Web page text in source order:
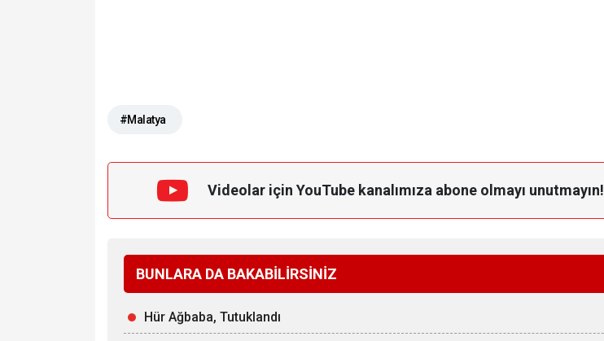
#Malatya
Videolar için YouTube kanalımıza abone olmayı unutmayın!
BUNLARA DA BAKABİLİRSİNİZ
Hür Ağbaba, Tutuklandı